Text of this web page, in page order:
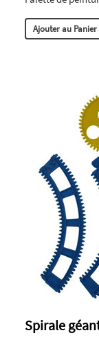
Ajouter au Panier
Spirale